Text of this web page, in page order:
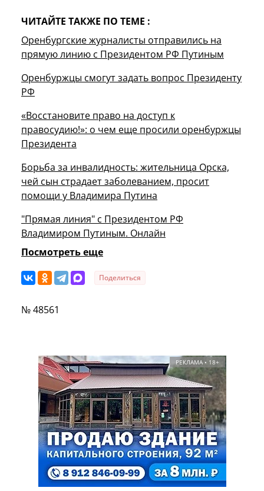
ЧИТАЙТЕ ТАКЖЕ ПО ТЕМЕ :
Оренбургские журналисты отправились на
прямую линию с Президентом РФ Путиным
Оренбуржцы смогут задать вопрос Президенту
РФ
«Восстановите право на доступ к
правосудию!»: о чем еще просили оренбуржцы
Президента
Борьба за инвалидность: жительница Орска,
чей сын страдает заболеванием, просит
помощи у Владимира Путина
"Прямая линия" с Президентом РФ
Владимиром Путиным. Онлайн
Посмотреть еще
Поделиться
№ 48561
РЕКЛАМА • 18+